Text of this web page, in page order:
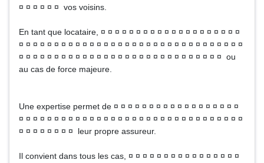
¤ ¤ ¤ ¤ ¤ ¤ vos voisins.
En tant que locataire, ¤ ¤ ¤ ¤ ¤ ¤ ¤ ¤ ¤ ¤ ¤ ¤ ¤ ¤ ¤ ¤ ¤ ¤ ¤ ¤
¤ ¤ ¤ ¤ ¤ ¤ ¤ ¤ ¤ ¤ ¤ ¤ ¤ ¤ ¤ ¤ ¤ ¤ ¤ ¤ ¤ ¤ ¤ ¤ ¤ ¤ ¤ ¤ ¤ ¤ ¤ ¤
¤ ¤ ¤ ¤ ¤ ¤ ¤ ¤ ¤ ¤ ¤ ¤ ¤ ¤ ¤ ¤ ¤ ¤ ¤ ¤ ¤ ¤ ¤ ¤ ¤ ¤ ¤ ¤ ¤ ou
au cas de force majeure.
Une expertise permet de ¤ ¤ ¤ ¤ ¤ ¤ ¤ ¤ ¤ ¤ ¤ ¤ ¤ ¤ ¤ ¤ ¤ ¤
¤ ¤ ¤ ¤ ¤ ¤ ¤ ¤ ¤ ¤ ¤ ¤ ¤ ¤ ¤ ¤ ¤ ¤ ¤ ¤ ¤ ¤ ¤ ¤ ¤ ¤ ¤ ¤ ¤ ¤ ¤ ¤
¤ ¤ ¤ ¤ ¤ ¤ ¤ ¤ leur propre assureur.
Il convient dans tous les cas, ¤ ¤ ¤ ¤ ¤ ¤ ¤ ¤ ¤ ¤ ¤ ¤ ¤ ¤ ¤ ¤